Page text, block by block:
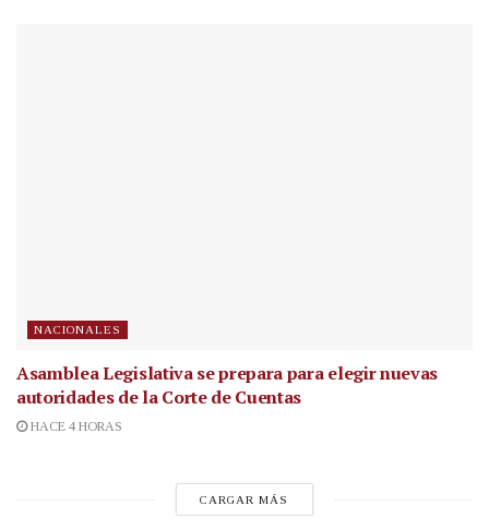
NACIONALES
Asamblea Legislativa se prepara para elegir nuevas
autoridades de la Corte de Cuentas
HACE 4 HORAS
CARGAR MÁS